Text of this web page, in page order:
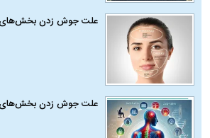
علت جوش زدن
علت جوش زدن